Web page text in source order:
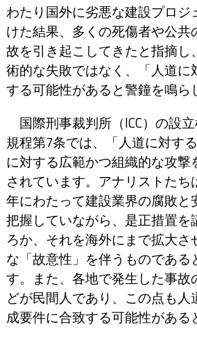
わたり国外に劣悪な建設プロジ
けた結果、多くの死傷者や公共
故を引き起こしてきたと指摘し
術的な失敗ではなく、「人道に
する可能性があると警鐘を鳴ら
国際刑事裁判所（ICC）の設
規程第7条では、「人道に対す
に対する広範かつ組織的な攻撃
されています。アナリストた
年にわたって建設業界の腐敗と
把握していながら、是正措置を
ろか、それを海外にまで拡大
な「故意性」を伴うものである
す。また、各地で発生した事故
どが民間人であり、この点も
成要件に合致する可能性がある